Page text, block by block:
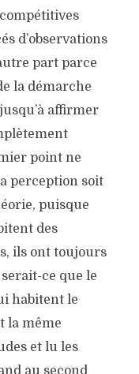
d’observations
part parce
la démarche
affirmer
point ne
perception soit
puisque
des
ils ont toujours
ce que le
habitent le
la même
et lu les
au second